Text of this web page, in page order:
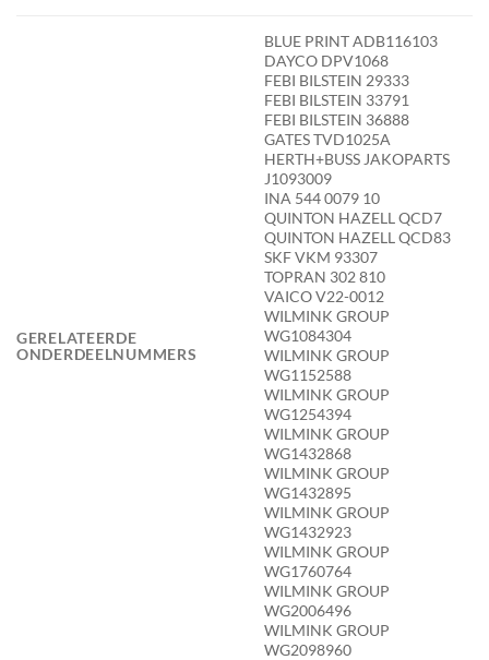
GERELATEERDE
ONDERDEELNUMMERS
BLUE PRINT ADB116103
DAYCO DPV1068
FEBI BILSTEIN 29333
FEBI BILSTEIN 33791
FEBI BILSTEIN 36888
GATES TVD1025A
HERTH+BUSS JAKOPARTS
J1093009
INA 544 0079 10
QUINTON HAZELL QCD7
QUINTON HAZELL QCD83
SKF VKM 93307
TOPRAN 302 810
VAICO V22-0012
WILMINK GROUP
WG1084304
WILMINK GROUP
WG1152588
WILMINK GROUP
WG1254394
WILMINK GROUP
WG1432868
WILMINK GROUP
WG1432895
WILMINK GROUP
WG1432923
WILMINK GROUP
WG1760764
WILMINK GROUP
WG2006496
WILMINK GROUP
WG2098960